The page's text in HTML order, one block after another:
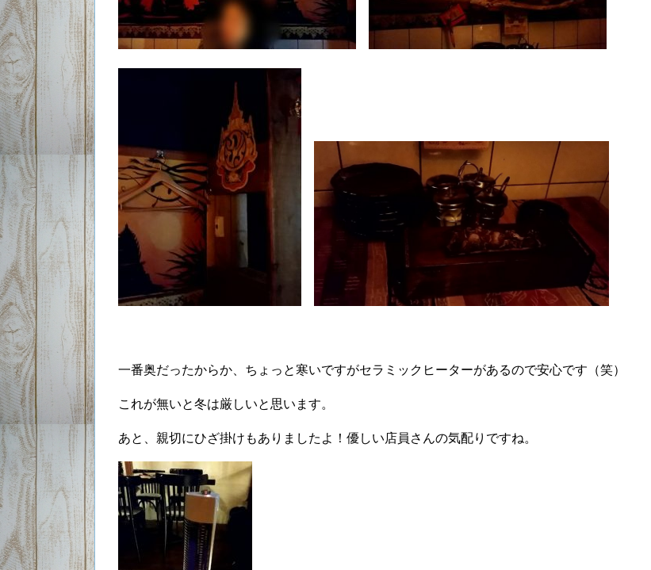
一番奥だったからか、ちょっと寒いですがセラミックヒーターがあるので安心です（笑）
これが無いと冬は厳しいと思います。
あと、親切にひざ掛けもありましたよ！優しい店員さんの気配りですね。